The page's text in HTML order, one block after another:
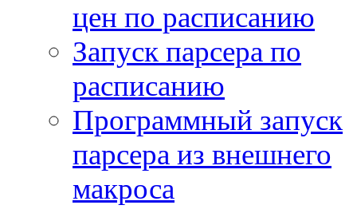
цен по расписанию
Запуск парсера по
расписанию
Программный запуск
парсера из внешнего
макроса